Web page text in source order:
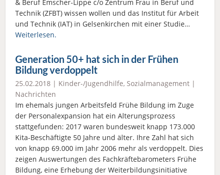
& Beruf Emscher-Lippe c/o Zentrum Frau in Beruf und
Technik (ZFBT) wissen wollen und das Institut für Arbeit
und Technik (IAT) in Gelsenkirchen mit einer Studie…
Weiterlesen.
Generation 50+ hat sich in der Frühen
Bildung verdoppelt
25.02.2018 | Kinder-/Jugendhilfe, Sozialmanagement |
Nachrichten
Im ehemals jungen Arbeitsfeld Frühe Bildung im Zuge
der Personalexpansion hat ein Alterungsprozess
stattgefunden: 2017 waren bundesweit knapp 173.000
Kita-Beschäftigte 50 Jahre und älter. Ihre Zahl hat sich
von knapp 69.000 im Jahr 2006 mehr als verdoppelt. Dies
zeigen Auswertungen des Fachkräftebarometers Frühe
Bildung, eine Erhebung der Weiterbildungsinitiative